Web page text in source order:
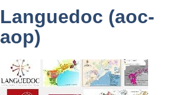
Languedoc (aoc-
aop)